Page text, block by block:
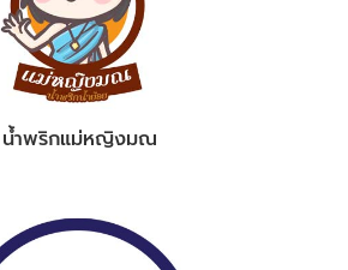
น้ำพริกแม่หญิงมณ